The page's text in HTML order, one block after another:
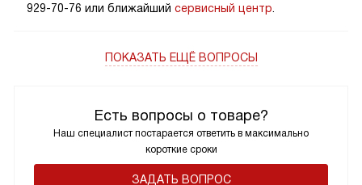
Есть вопросы о товаре?
Наш специалист постарается ответить в максимально
короткие сроки
ЗАДАТЬ ВОПРОС
929-70-76 или ближайший сервисный центр
ПОКАЗАТЬ ЕЩЁ ВОПРОСЫ